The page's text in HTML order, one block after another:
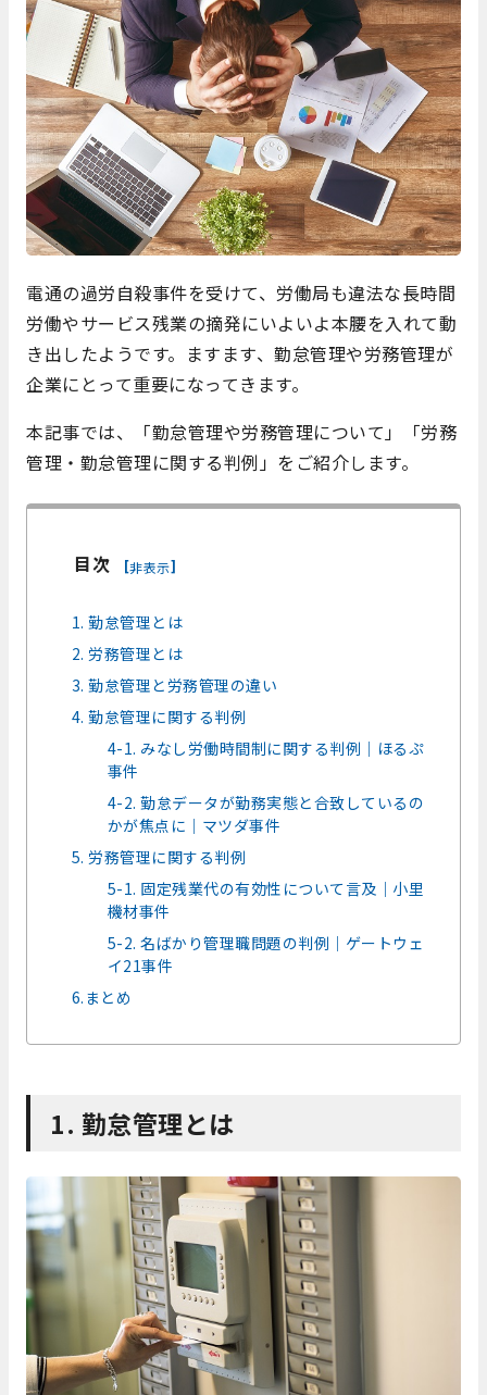
電通の過労自殺事件を受けて、労働局も違法な長時間
労働やサービス残業の摘発にいよいよ本腰を入れて動
き出したようです。ますます、勤怠管理や労務管理が
企業にとって重要になってきます。
本記事では、「勤怠管理や労務管理について」「労務
管理・勤怠管理に関する判例」をご紹介します。
目次 [非表示]
1. 勤怠管理とは
2. 労務管理とは
3. 勤怠管理と労務管理の違い
4. 勤怠管理に関する判例
4-1. みなし労働時間制に関する判例｜ほるぷ
事件
4-2. 勤怠データが勤務実態と合致しているの
かが焦点に｜マツダ事件
5. 労務管理に関する判例
5-1. 固定残業代の有効性について言及｜小里
機材事件
5-2. 名ばかり管理職問題の判例｜ゲートウェ
イ21事件
6.まとめ
1. 勤怠管理とは